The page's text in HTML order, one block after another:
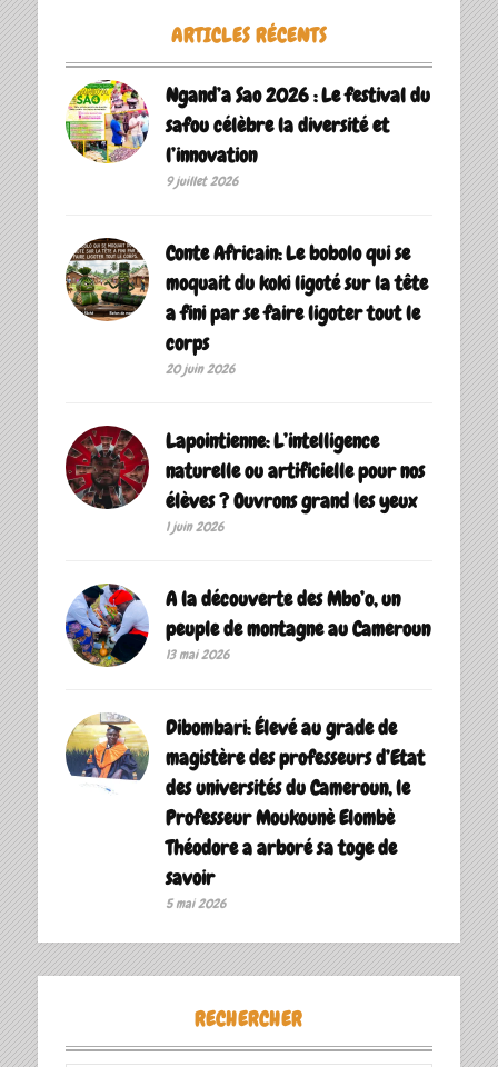
ARTICLES RÉCENTS
Ngand’a Sao 2026 : Le festival du
safou célèbre la diversité et
l’innovation
9 juillet 2026
Conte Africain: Le bobolo qui se
moquait du koki ligoté sur la tête
a fini par se faire ligoter tout le
corps
20 juin 2026
Lapointienne: L’intelligence
naturelle ou artificielle pour nos
élèves ? Ouvrons grand les yeux
1 juin 2026
A la découverte des Mbo’o, un
peuple de montagne au Cameroun
13 mai 2026
Dibombari: Élevé au grade de
magistère des professeurs d’Etat
des universités du Cameroun, le
Professeur Moukounè Elombè
Théodore a arboré sa toge de
savoir ‎
5 mai 2026
RECHERCHER